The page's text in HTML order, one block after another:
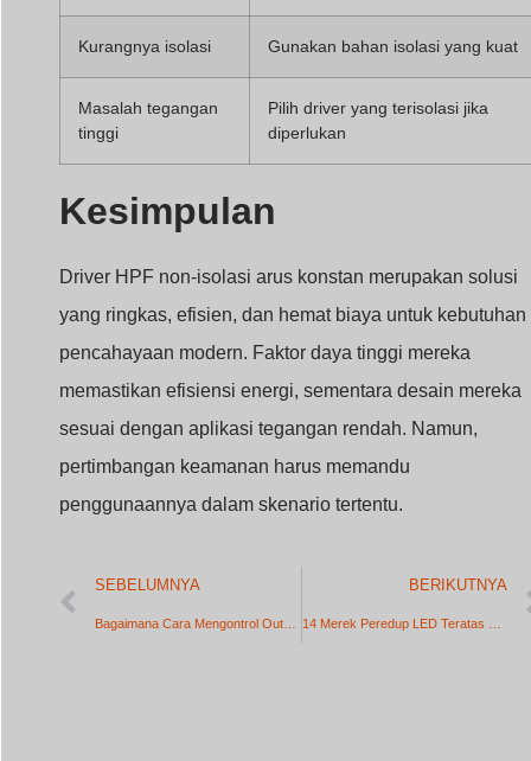
Kurangnya isolasi Gunakan bahan isolasi yang kuat
Masalah tegangan
tinggi
Pilih driver yang terisolasi jika
diperlukan
Kesimpulan
Driver HPF non-isolasi arus konstan merupakan solusi
yang ringkas, efisien, dan hemat biaya untuk kebutuhan
pencahayaan modern. Faktor daya tinggi mereka
memastikan efisiensi energi, sementara desain mereka
sesuai dengan aplikasi tegangan rendah. Namun,
pertimbangan keamanan harus memandu
penggunaannya dalam skenario tertentu.
SEBELUMNYA BERIKUTNYA